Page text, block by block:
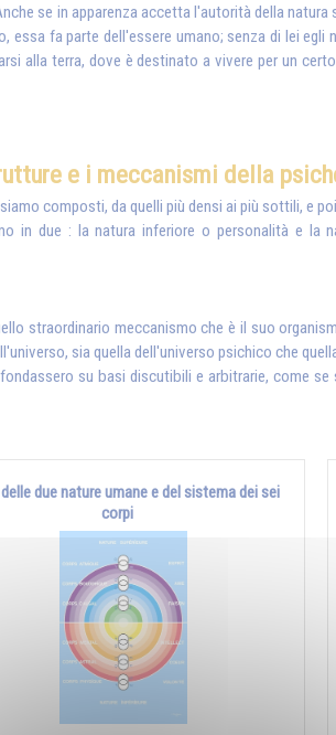
se in apparenza accetta l'autorità della
essa fa parte dell'essere umano; senza di lei
alla terra, dove è destinato a vivere per un
e i meccanismi della
composti, da quelli più densi ai più sottili, e
in due : la natura inferiore o personalità e la
straordinario meccanismo che è il suo
sia quella dell'universo psichico che
su basi discutibili e arbitrarie, come
due nature umane e del sistema dei sei
corpi